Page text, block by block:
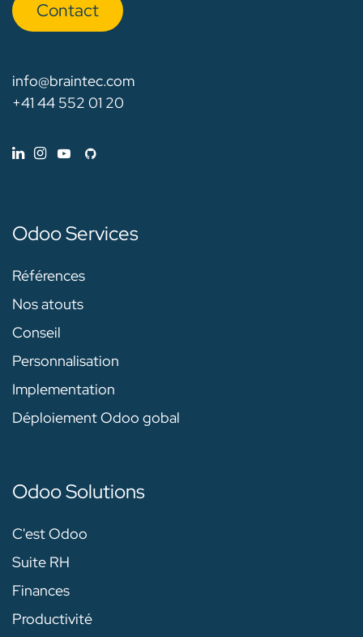
Con​​​​tact
info@braintec.com
+41 44 552 01 20
Odoo Services
Références
Nos atouts
Conseil
Personnalisation
Implementation
Déploiement Odoo gobal
Odoo Solutions
C'est Odoo
Suite RH
Finances
Productivité